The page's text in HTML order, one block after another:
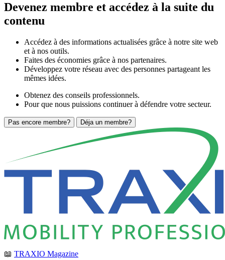
Devenez membre et accédez à la suite du
contenu
Accédez à des informations actualisées grâce à notre site web
et à nos outils.
Faites des économies grâce à nos partenaires.
Développez votre réseau avec des personnes partageant les
mêmes idées.
Obtenez des conseils professionnels.
Pour que nous puissions continuer à défendre votre secteur.
Pas encore membre? Déja un membre?
📖 TRAXIO Magazine